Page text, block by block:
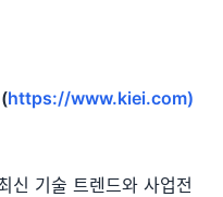
https://www.kiei.com)
기술 트렌드와 사업전